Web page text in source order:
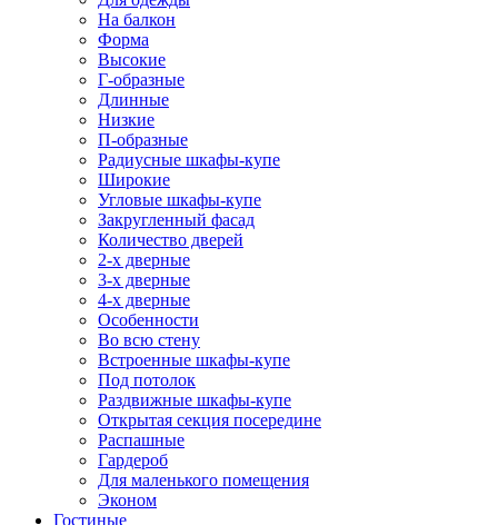
На балкон
Форма
Высокие
Г-образные
Длинные
Низкие
П-образные
Радиусные шкафы-купе
Широкие
Угловые шкафы-купе
Закругленный фасад
Количество дверей
2-х дверные
3-х дверные
4-х дверные
Особенности
Во всю стену
Встроенные шкафы-купе
Под потолок
Раздвижные шкафы-купе
Открытая секция посередине
Распашные
Гардероб
Для маленького помещения
Эконом
Гостиные